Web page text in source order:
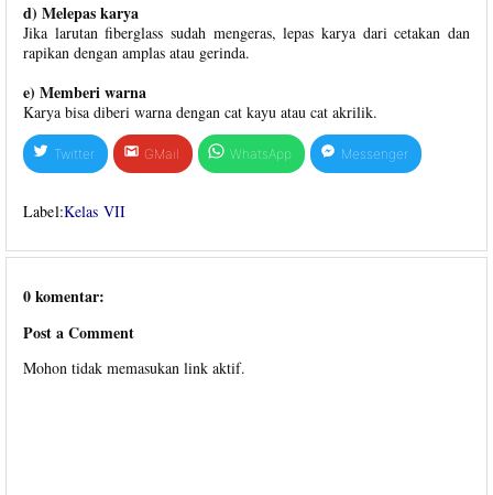
d) Melepas karya
Jika larutan fiberglass sudah mengeras, lepas karya dari cetakan dan
rapikan dengan amplas atau gerinda.
e) Memberi warna
Karya bisa diberi warna dengan cat kayu atau cat akrilik.
Twitter GMail WhatsApp Messenger
Label:Kelas VII
0 komentar:
Post a Comment
Mohon tidak memasukan link aktif.